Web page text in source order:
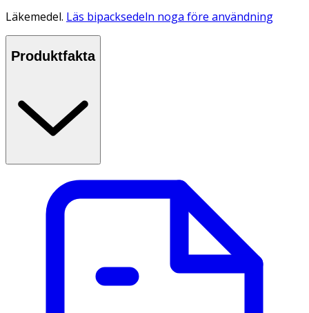
Läkemedel. Läs bipacksedeln noga före användning
Produktfakta